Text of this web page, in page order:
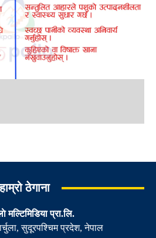
हाम्रो ठेगाना
मल्टिमिडिया प्रा.लि.
सुदूरपश्चिम प्रदेश, नेपाल